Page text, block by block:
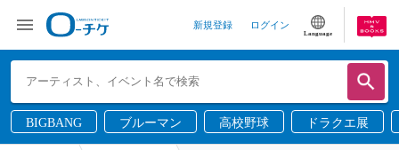
新規登録 ログイン
Language
BIGBANG ブルーマン 高校野球 ドラクエ展